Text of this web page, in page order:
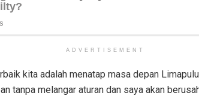
ADVERTISEMENT
kita adalah menatap masa depan
tanpa melangar aturan dan saya akan